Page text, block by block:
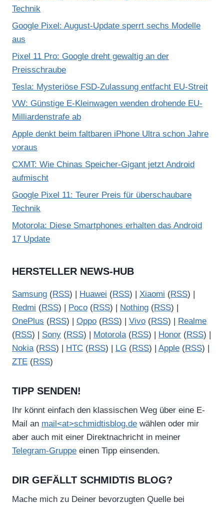
Technik
Google Pixel: August-Update sperrt sechs Modelle
aus
Pixel 11 Pro: Google dreht gewaltig an der
Preisschraube
Tesla: Mysteriöse FSD-Zulassung entfacht EU-Streit
VW: Günstige E-Kleinwagen wenden drohende EU-
Milliardenstrafe ab
Apple denkt beim faltbaren iPhone Ultra schon Jahre
voraus
CXMT: Wie Chinas Speicher-Gigant jetzt Android
aufmischt
Google Pixel 11: Teurer Preis für überschaubare
Technik
Motorola: Diese Smartphones erhalten das Android
17 Update
HERSTELLER NEWS-HUB
Samsung (RSS) | Huawei (RSS) | Xiaomi (RSS) |
Redmi (RSS) | Poco (RSS) | Nothing (RSS) |
OnePlus (RSS) | Oppo (RSS) | Vivo (RSS) |
Realme
(RSS) | Sony (RSS) | Motorola(RSS) | Honor (RSS) |
Nokia(RSS) | HTC (RSS) | LG (RSS) | Apple (RSS) |
ZTE (RSS)
TIPP SENDEN!
Ihr könnt einfach den klassischen Weg über eine E-
Mail an mail<at>schmidtisblog.de wählen oder mir
aber auch mit einer Direktnachricht in meiner
Telegram-Gruppe einen Tipp einsenden.
DIR GEFÄLLT SCHMIDTIS BLOG?
Mache mich zu Deiner bevorzugten Quelle bei